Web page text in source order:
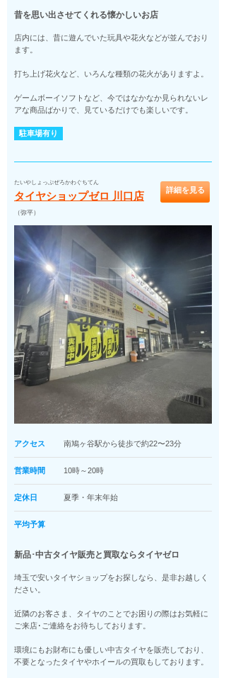
昔を思い出させてくれる懐かしいお店
店内には、昔に遊んでいた玩具や花火などが並んでおり
ます。
打ち上げ花火など、いろんな種類の花火がありますよ。
ゲームボーイソフトなど、今ではなかなか見られないレ
アな商品ばかりで、見ているだけでも楽しいです。
駐車場有り
たいやしょっぷぜろかわぐちてん
タイヤショップゼロ 川口店
（弥平）
詳細を見る
アクセス 南鳩ヶ谷駅から徒歩で約22〜23分
営業時間 10時～20時
定休日 夏季・年末年始
平均予算
新品･中古タイヤ販売と買取ならタイヤゼロ
埼玉で安いタイヤショップをお探しなら、是非お越しく
ださい。
近隣のお客さま、タイヤのことでお困りの際はお気軽に
ご来店･ご連絡をお待ちしております。
環境にもお財布にも優しい中古タイヤを販売しており、
不要となったタイヤやホイールの買取もしております。